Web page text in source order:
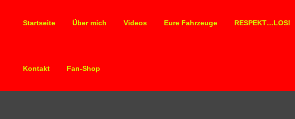
Startseite Über mich Videos Eure Fahrzeuge RESPEKT…LOS!
Kontakt Fan-Shop